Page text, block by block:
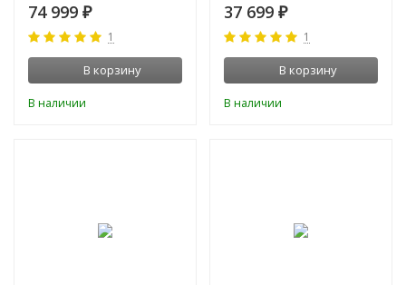
74 999 ₽
1
В корзину
В наличии
37 699 ₽
1
В корзину
В наличии